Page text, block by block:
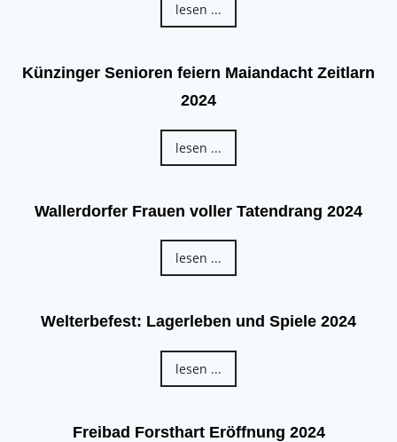
lesen ...
Künzinger Senioren feiern Maiandacht Zeitlarn
2024
lesen ...
Wallerdorfer Frauen voller Tatendrang 2024
lesen ...
Welterbefest: Lagerleben und Spiele 2024
lesen ...
Freibad Forsthart Eröffnung 2024